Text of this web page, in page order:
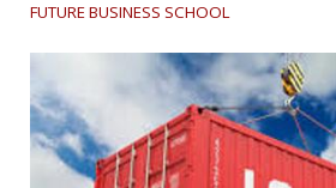
FUTURE BUSINESS SCHOOL